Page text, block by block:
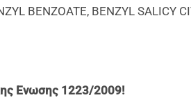
BENZOATE, BENZYL SALICY
Ενωσης 1223/2009!